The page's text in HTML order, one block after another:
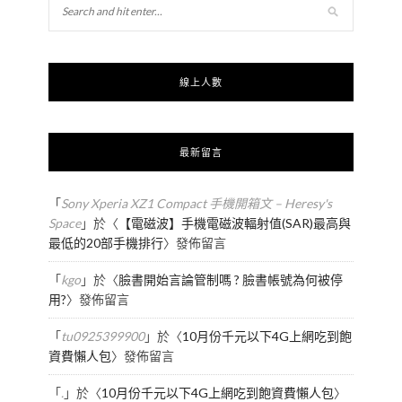
線上人數
最新留言
「Sony Xperia XZ1 Compact 手機開箱文 – Heresy's
Space」於〈 【電磁波】手機電磁波輻射值(SAR)最高與
最低的20部手機排行〉發佈留言
「kgo」於〈臉書開始言論管制嗎 ? 臉書帳號為何被停
用?〉發佈留言
「tu0925399900」於〈10月份千元以下4G上網吃到飽
資費懶人包〉發佈留言
「.」於〈10月份千元以下4G上網吃到飽資費懶人包〉